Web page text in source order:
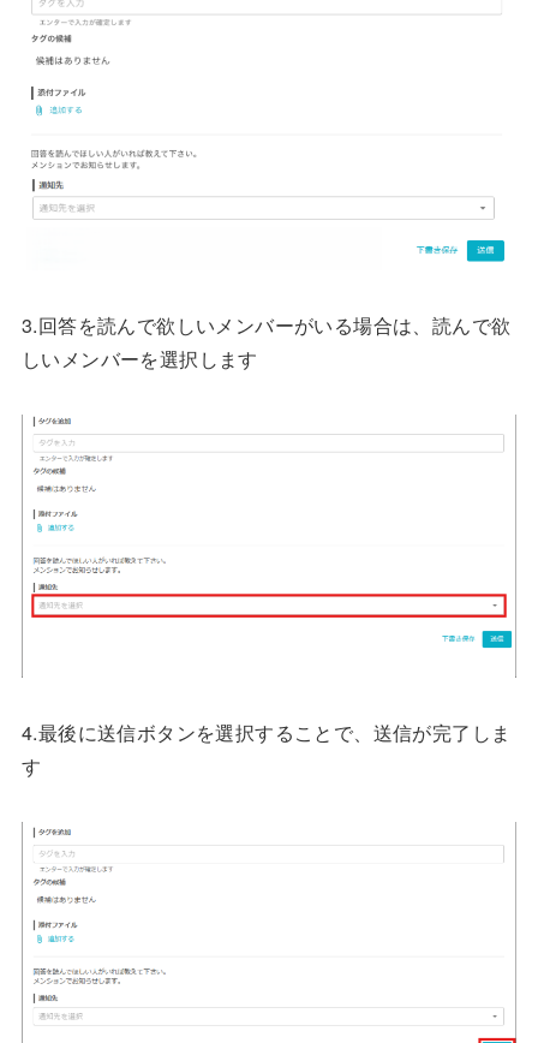
3.回答を読んで欲しいメンバーがいる場合は、読んで欲
しいメンバーを選択します
4.最後に送信ボタンを選択することで、送信が完了しま
す